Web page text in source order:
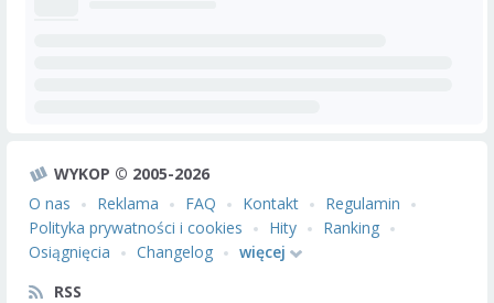
WYKOP © 2005-2026
O nas
Reklama FAQ Kontakt
Regulamin
Polityka prywatności i cookies
Hity
Ranking
Osiągnięcia
Changelog
więcej
RSS